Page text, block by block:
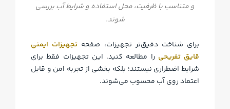
و متناسب با ظرفیت، محل استفاده و شرایط آب بررسی
شوند.
برای شناخت دقیق‌تر تجهیزات، صفحه تجهیزات ایمنی
قایق تفریحی را مطالعه کنید. این تجهیزات فقط برای
شرایط اضطراری نیستند؛ بلکه بخشی از تجربه امن و قابل
اعتماد روی آب محسوب می‌شوند.